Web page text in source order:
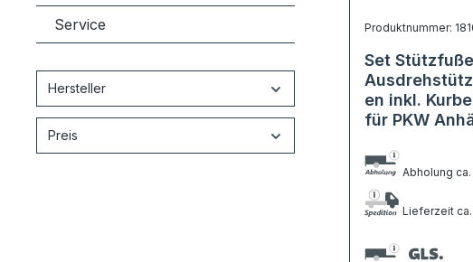
Service
Hersteller
Preis
Produktnummer:
Set
en inkl.
für PKW
Abholung
Lieferzeit